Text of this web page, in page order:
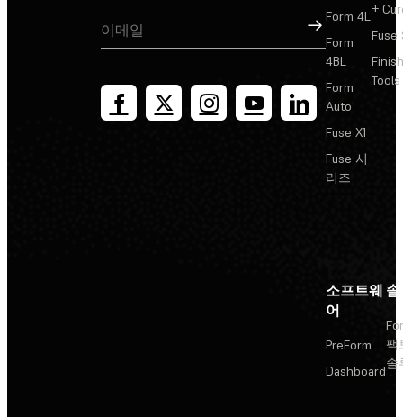
가입Form 4L
Form
4BL
Form
Auto
Fuse X1
Fuse 시
리즈
+
Fuse
Tools
소프트웨
어
PreForm
Dashboard
팩
솔